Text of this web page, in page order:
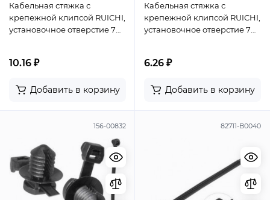
Кабельная стяжка с
крепежной клипсой RUICHI,
установочное отверстие 7
10.16 ₽
Добавить в корзину
Кабельная стяжка с
крепежной клипсой RUICHI,
установочное отверстие 7
6.26 ₽
Добавить в корзину
156-00832 82711-B0040